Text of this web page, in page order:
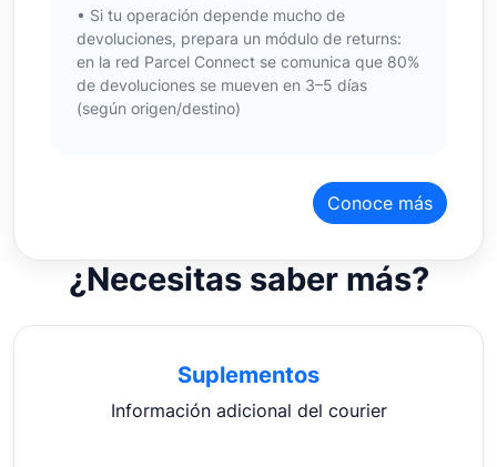
• Si tu operación depende mucho de
devoluciones, prepara un módulo de returns:
en la red Parcel Connect se comunica que 80%
de devoluciones se mueven en 3–5 días
(según origen/destino)
Conoce más
¿Necesitas saber más?
Suplementos
Información adicional del courier